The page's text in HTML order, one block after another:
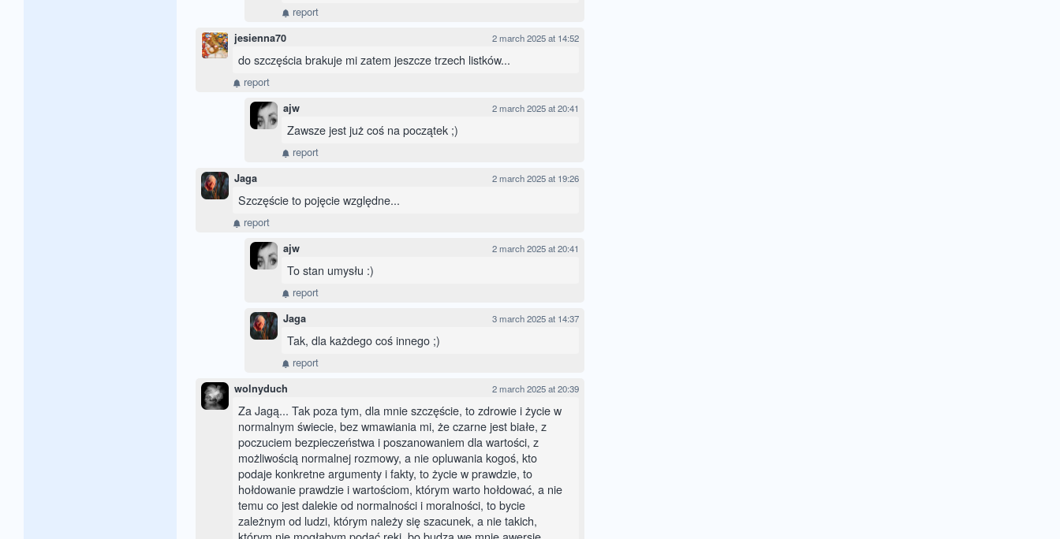
report
jesienna70 2 march 2025 at 14:52
do szczęścia brakuje mi zatem jeszcze trzech listków...
report
ajw 2 march 2025 at 20:41
Zawsze jest już coś na początek ;)
report
Jaga 2 march 2025 at 19:26
Szczęście to pojęcie względne...
report
ajw 2 march 2025 at 20:41
To stan umysłu :)
report
Jaga 3 march 2025 at 14:37
Tak, dla każdego coś innego ;)
report
wolnyduch 2 march 2025 at 20:39
Za Jagą... Tak poza tym, dla mnie szczęście, to zdrowie i życie w
normalnym świecie, bez wmawiania mi, że czarne jest białe, z
poczuciem bezpieczeństwa i poszanowaniem dla wartości, z
możliwością normalnej rozmowy, a nie opluwania kogoś, kto
podaje konkretne argumenty i fakty, to życie w prawdzie, to
hołdowanie prawdzie i wartościom, którym warto hołdować, a nie
temu co jest dalekie od normalności i moralności, to bycie
zależnym od ludzi, którym należy się szacunek, a nie takich,